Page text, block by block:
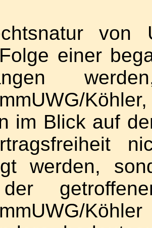
von
einer
im Blick auf
werden,